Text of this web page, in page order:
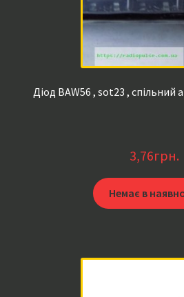
Діод BAW56 , sot23 , спільний
3,76грн.
Немає в